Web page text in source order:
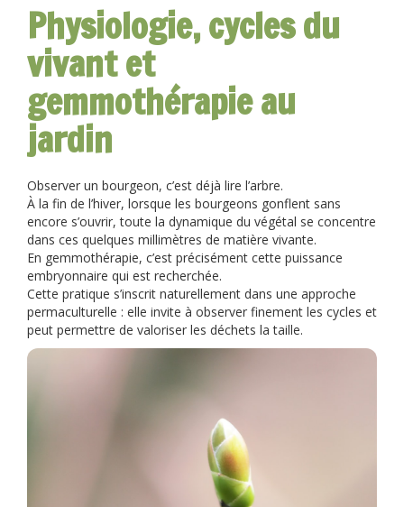
Physiologie, cycles du
vivant et
gemmothérapie au
jardin
Observer un bourgeon, c’est déjà lire l’arbre.
À la fin de l’hiver, lorsque les bourgeons gonflent sans
encore s’ouvrir, toute la dynamique du végétal se concentre
dans ces quelques millimètres de matière vivante.
En gemmothérapie, c’est précisément cette puissance
embryonnaire qui est recherchée.
Cette pratique s’inscrit naturellement dans une approche
permaculturelle : elle invite à observer finement les cycles et
peut permettre de valoriser les déchets la taille.